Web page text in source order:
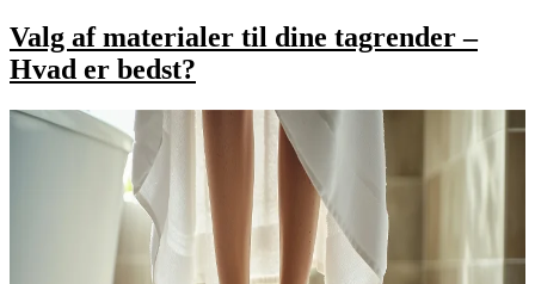
Valg af materialer til dine tagrender –
Hvad er bedst?